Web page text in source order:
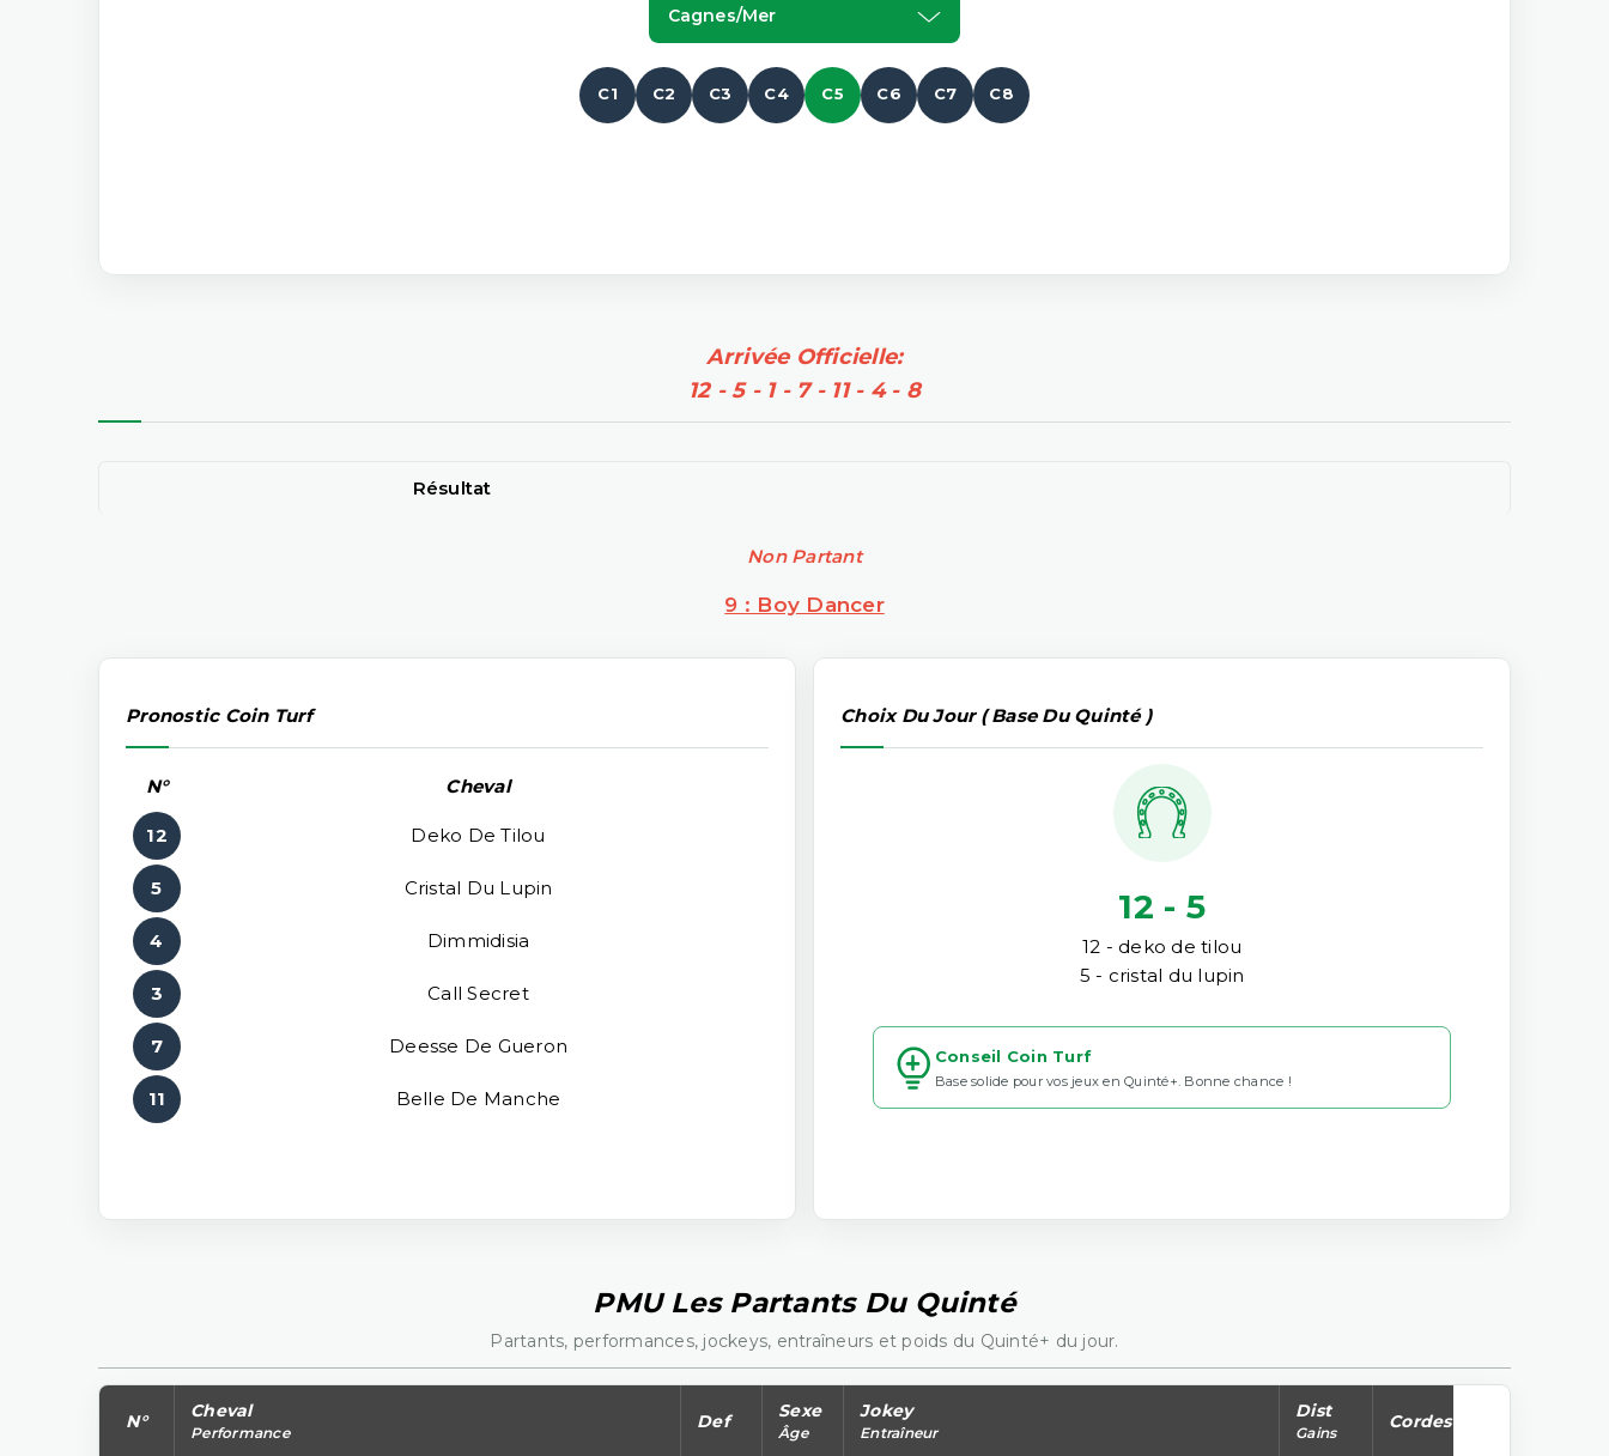
Cagnes/mer
C1 C2 C3 C4 C5 C6 C7 C8
Arrivée Officielle:
12 - 5 - 1 - 7 - 11 - 4 - 8
Résultat
Non Partant
9 : Boy Dancer
Pronostic Coin Turf
N° Cheval
12 Deko De Tilou
5 Cristal Du Lupin
4 Dimmidisia
3 Call Secret
7 Deesse De Gueron
11 Belle De Manche
Choix Du Jour ( Base Du Quinté )
12 - 5
12 - deko de tilou
5 - cristal du lupin
Conseil Coin Turf
Base solide pour vos jeux en Quinté+. Bonne chance !
PMU Les Partants Du Quinté
Partants, performances, jockeys, entraîneurs et poids du Quinté+ du jour.
N° Cheval
Performance
Def Sexe
Âge
Jokey
Entraîneur
Dist
Gains
Cordes